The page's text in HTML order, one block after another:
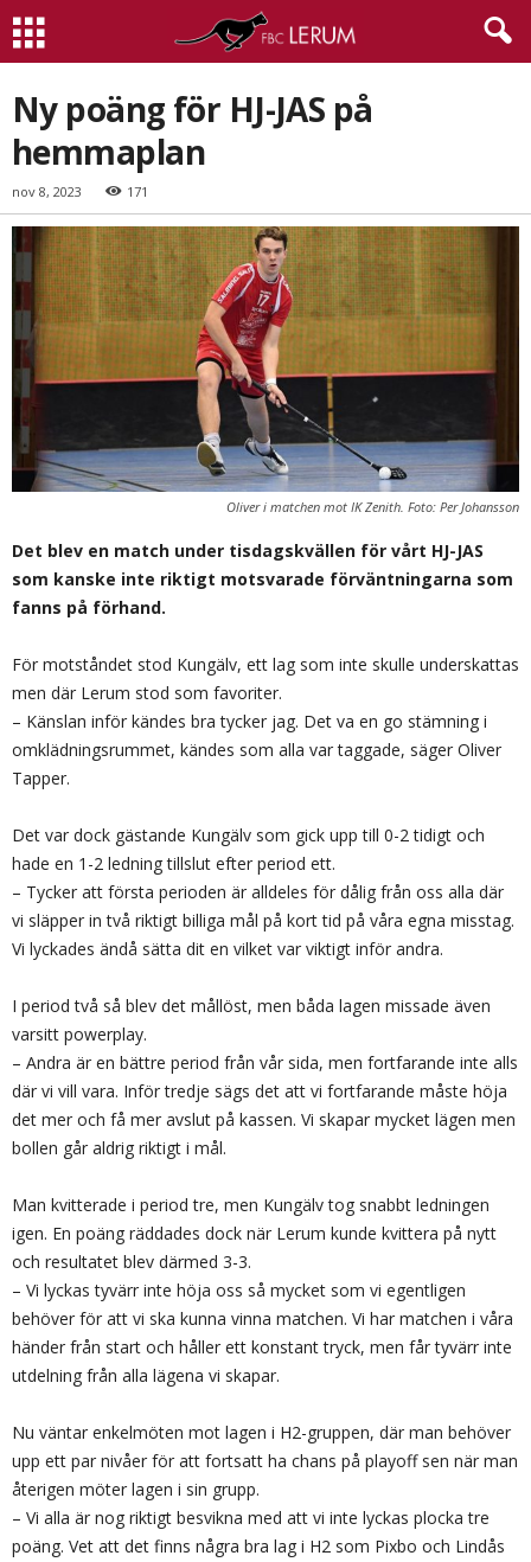
Ny poäng för HJ-JAS på
hemmaplan
nov 8, 2023 171
Oliver i matchen mot IK Zenith. Foto: Per Johansson
Det blev en match under tisdagskvällen för vårt HJ-JAS
som kanske inte riktigt motsvarade förväntningarna som
fanns på förhand.
För motståndet stod Kungälv, ett lag som inte skulle underskattas
men där Lerum stod som favoriter.
– Känslan inför kändes bra tycker jag. Det va en go stämning i
omklädningsrummet, kändes som alla var taggade, säger Oliver
Tapper.
Det var dock gästande Kungälv som gick upp till 0-2 tidigt och
hade en 1-2 ledning tillslut efter period ett.
– Tycker att första perioden är alldeles för dålig från oss alla där
vi släpper in två riktigt billiga mål på kort tid på våra egna misstag.
Vi lyckades ändå sätta dit en vilket var viktigt inför andra.
I period två så blev det mållöst, men båda lagen missade även
varsitt powerplay.
– Andra är en bättre period från vår sida, men fortfarande inte alls
där vi vill vara. Inför tredje sägs det att vi fortfarande måste höja
det mer och få mer avslut på kassen. Vi skapar mycket lägen men
bollen går aldrig riktigt i mål.
Man kvitterade i period tre, men Kungälv tog snabbt ledningen
igen. En poäng räddades dock när Lerum kunde kvittera på nytt
och resultatet blev därmed 3-3.
– Vi lyckas tyvärr inte höja oss så mycket som vi egentligen
behöver för att vi ska kunna vinna matchen. Vi har matchen i våra
händer från start och håller ett konstant tryck, men får tyvärr inte
utdelning från alla lägena vi skapar.
Nu väntar enkelmöten mot lagen i H2-gruppen, där man behöver
upp ett par nivåer för att fortsatt ha chans på playoff sen när man
återigen möter lagen i sin grupp.
– Vi alla är nog riktigt besvikna med att vi inte lyckas plocka tre
poäng. Vet att det finns några bra lag i H2 som Pixbo och Lindås